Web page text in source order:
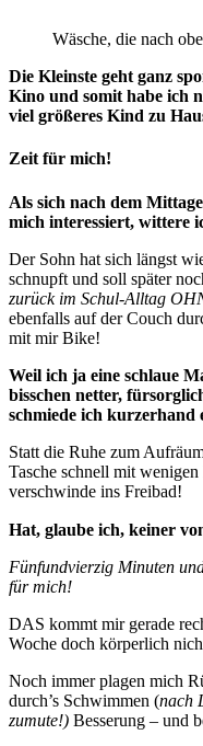
Wäsche, die nach
Die Kleinste geht ganz
Kino und somit habe ich
viel größeres Kind zu
Zeit für mich!
Als sich nach dem
mich interessiert, wittere
Der Sohn hat sich längst
schnupft und soll später
zurück im Schul-Alltag
ebenfalls auf der Couch
mit mir Bike!
Weil ich ja eine schlaue
bisschen netter,
schmiede ich kurzerhand
Statt die Ruhe zum
Tasche schnell mit
verschwinde ins Freibad!
Hat, glaube ich, keiner
Fünfundvierzig Minuten
für mich!
DAS kommt mir gerade
Woche doch körperlich
Noch immer plagen mich
durch’s Schwimmen (nach
zumute!) Besserung – und